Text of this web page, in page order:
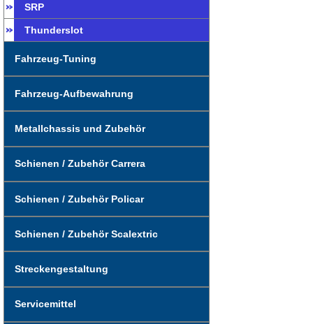
SRP
Thunderslot
Fahrzeug-Tuning
Fahrzeug-Aufbewahrung
Metallchassis und Zubehör
Schienen / Zubehör Carrera
Schienen / Zubehör Policar
Schienen / Zubehör Scalextric
Streckengestaltung
Servicemittel